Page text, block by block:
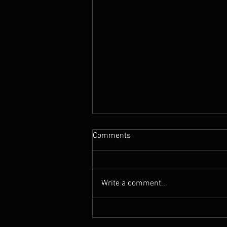
音樂事務處大師班 ，
Comments
Write a comment...